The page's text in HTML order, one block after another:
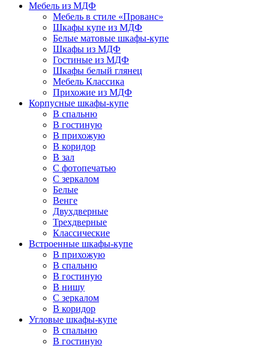
Мебель из МДФ
Мебель в стиле «Прованс»
Шкафы купе из МДФ
Белые матовые шкафы-купе
Шкафы из МДФ
Гостиные из МДФ
Шкафы белый глянец
Мебель Классика
Прихожие из МДФ
Корпусные шкафы-купе
В спальню
В гостиную
В прихожую
В коридор
В зал
С фотопечатью
С зеркалом
Белые
Венге
Двухдверные
Трехдверные
Классические
Встроенные шкафы-купе
В прихожую
В спальню
В гостиную
В нишу
С зеркалом
В коридор
Угловые шкафы-купе
В спальню
В гостиную